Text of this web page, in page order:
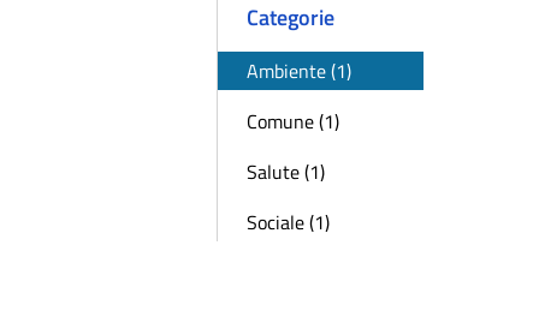
Categorie
Ambiente (1)
Comune (1)
Salute (1)
Sociale (1)